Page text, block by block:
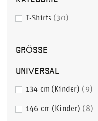
T-Shirts 30
GRÖSSE
UNIVERSAL
134 cm (Kinder) 9
146 cm (Kinder) 8